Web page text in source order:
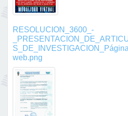
RESOLUCION_3600_-
web.png